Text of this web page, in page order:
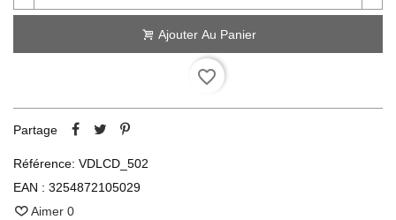
Ajouter Au Panier
favorite_border
Partage
Référence: VDLCD_502
EAN : 3254872105029
Aimer 0